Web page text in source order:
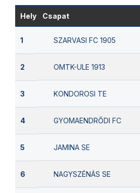
Hely Csapat
1 SZARVASI FC 1905
2 OMTK-ULE 1913
3 KONDOROSI TE
4 GYOMAENDRŐDI FC
5 JAMINA SE
6 NAGYSZÉNÁS SE